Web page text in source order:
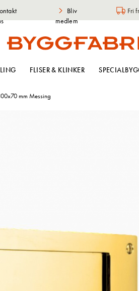
Bliv
medlem
Fri
FLISER & KLINKER
mm Messing